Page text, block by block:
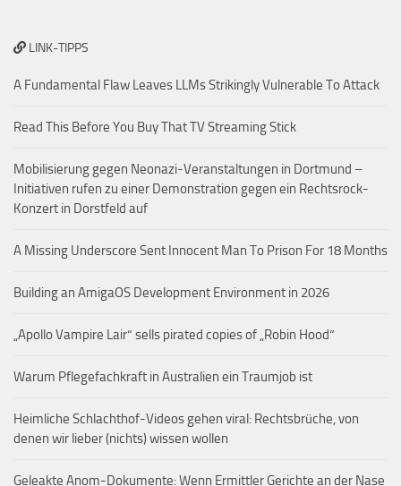
LINK-TIPPS
A Fundamental Flaw Leaves LLMs Strikingly Vulnerable To Attack
Read This Before You Buy That TV Streaming Stick
Mobilisierung gegen Neonazi-Veranstaltungen in Dortmund –
Initiativen rufen zu einer Demonstration gegen ein Rechtsrock-
Konzert in Dorstfeld auf
A Missing Underscore Sent Innocent Man To Prison For 18 Months
Building an AmigaOS Development Environment in 2026
„Apollo Vampire Lair“ sells pirated copies of „Robin Hood“
Warum Pflegefachkraft in Australien ein Traumjob ist
Heimliche Schlachthof-Videos gehen viral: Rechtsbrüche, von
denen wir lieber (nichts) wissen wollen
Geleakte Anom-Dokumente: Wenn Ermittler Gerichte an der Nase